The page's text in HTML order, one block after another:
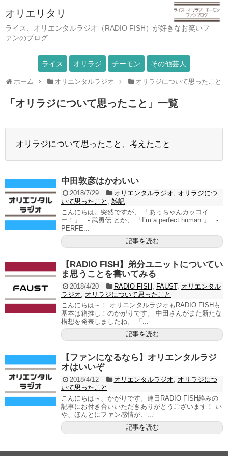
オリエリタリ
ライス、オリエンタルラジオ（RADIO FISH）が好きなお笑いフ
ァンのブログ
ライス オリラジ チーモン その他芸人
ホーム オリエンタルラジオ オリラジについて思ったこと
「 オリラジについて思ったこと 」 一覧
オリラジについて思ったこと、考えたこと
中田敦彦はかわいい
2018/7/29 オリエンタルラジオ, オリラジにつ
いて思ったこと , 雑記
こんにちは。突然ですが、 「あっちゃんカッコイ
ー！」 - 武勇伝 とか、 「I’m a perfect human.」 -
PERFE...
記事を読む
【RADIO FISH】弟分ユニットについてい
ま思うことを書いてみる
2018/4/20 RADIO FISH, FAUST, オリエンタル
ラジオ, オリラジについて思ったこと
こんにちは～！ オリエンタルラジオもRADIO FISHも
基本は箱推し！のかがりです。 中田さんがまた新たな
構想を発表しましたね。 「...
記事を読む
【ファンになるなら】オリエンタルラジ
オはいいぞ
2018/4/12 オリエンタルラジオ, オリラジにつ
いて思ったこと
こんにちは～、かがりです。連日RADIO FISH絡みの
記事にお付き合いいただきありがとうございます！ い
や、ほんとにファン感情が、...
記事を読む